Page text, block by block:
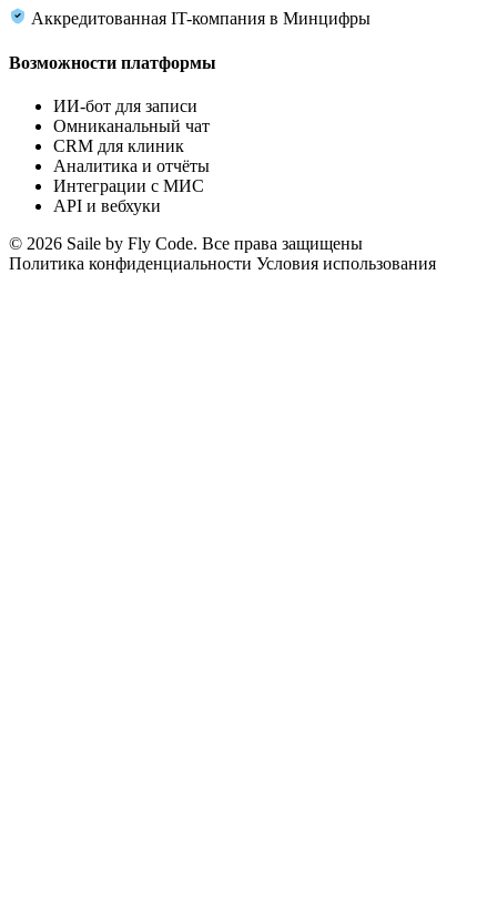
Аккредитованная IT-компания в Минцифры
Возможности платформы
ИИ-бот для записи
Омниканальный чат
CRM для клиник
Аналитика и отчёты
Интеграции с МИС
API и вебхуки
© 2026 Saile by Fly Code. Все права защищены
Политика конфиденциальности Условия использования